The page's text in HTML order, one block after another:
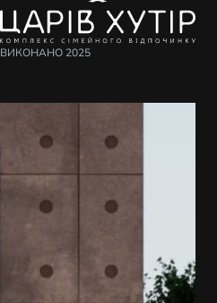
ВИКОНАНО 2025